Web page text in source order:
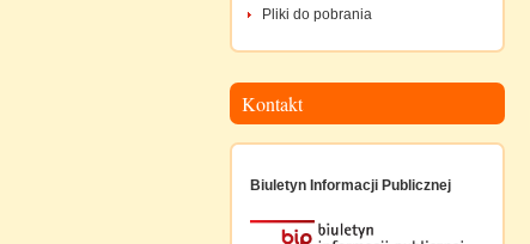
Pliki do pobrania
Kontakt
Biuletyn Informacji Publicznej